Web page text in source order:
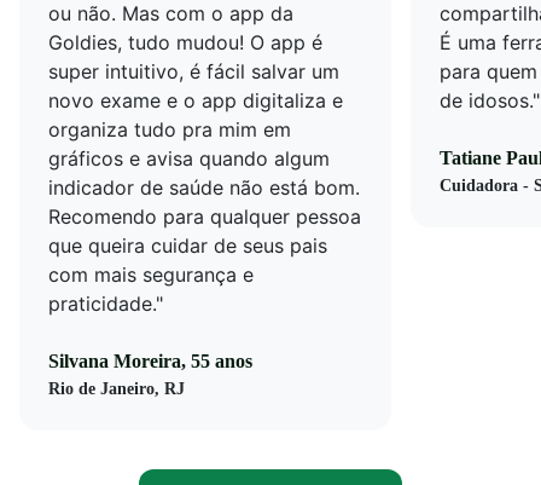
ou não. Mas com o app da
Goldies, tudo mudou! O app é
super intuitivo, é fácil salvar um
novo exame e o app digitaliza e
organiza tudo pra mim em
gráficos e avisa quando algum
indicador de saúde não está bom.
Recomendo para qualquer pessoa
que queira cuidar de seus pais
com mais segurança e
praticidade."
Silvana Moreira, 55 anos
Rio de Janeiro, RJ
É uma
para
de idosos."
Tatiane
Cuidadora -